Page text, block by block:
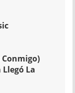
Llegó La